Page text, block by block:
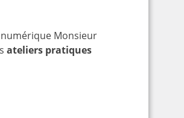
Monsieur
ateliers pratiques